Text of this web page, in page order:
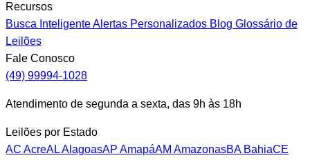
Recursos
Busca InteligenteAlertas Personalizados Blog Glossário de
Leilões
Fale Conosco
(49) 99994-1028
Atendimento de segunda a sexta, das 9h às 18h
Leilões por Estado
AC AcreALAlagoasAP AmapáAM AmazonasBABahiaCE